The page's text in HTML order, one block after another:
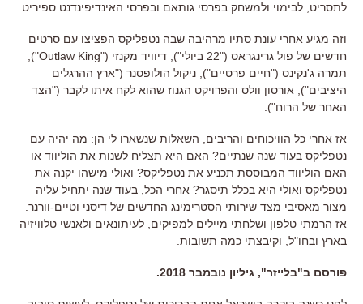
לתסריט, לבימוי ולמשחק בפרסי גותאם ובפרסי האינדיפינדנט ספיריט.
וזה מגיע אחרי עונת סתיו מרהיבה שבה נטפליקס הפציצו עם סרטים
חדשים של פול גרינגראס ("22 ביולי"), דיוויד מקנזי ("Outlaw King"),
תמרה ג'נקינס ("חיים פרטיים"), ניקול הולופסנר ("ארץ ההרגלים
היציבים"), אורסון וולס והפרויקט הגנוז שהוא לקח איתו לקבר ("הצד
האחר של הרוח").
אז אחרי כל הוויכוחים והריבים, השאלות שנשארו לי הן: מה יהיה עם
נטפליקס בעוד שנה שנתיים? האם היא תצליח לשנות את הוליווד או
האם הוליווד המבוססת תכניע את נטפליקס? ואולי מישהו יקנה את
נטפליקס ואולי היא בכלל תיסגר? אחרי הכל, בעוד שנה יתחיל עליה
מצור מאסיבי מצד שירותי הסטרימינג החדשים של דיסני וטיים-וורנר.
אז הרמתי טלפון ושלחתי מיילים למפיקים, לעיתונאים ולאנשי טלוויזיה
בארץ ובחו"ל, וקיבצתי כמה תשובות.
פורסם ב"בלייזר", גיליון נובמבר 2018.